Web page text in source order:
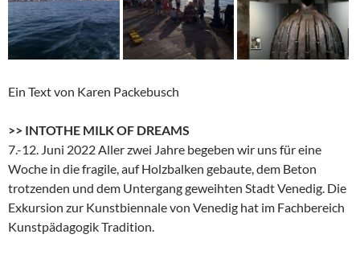
Ein Text von Karen Packebusch
>> INTOTHE MILK OF DREAMS
7.-12. Juni 2022 Aller zwei Jahre begeben wir uns für eine
Woche in die fragile, auf Holzbalken gebaute, dem Beton
trotzenden und dem Untergang geweihten Stadt Venedig. Die
Exkursion zur Kunstbiennale von Venedig hat im Fachbereich
Kunstpädagogik Tradition.